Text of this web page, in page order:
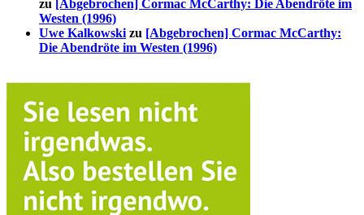
zu [Abgebrochen] Cormac McCarthy: Die Abendröte im
Westen (1996)
Uwe Kalkowski zu [Abgebrochen] Cormac McCarthy:
Die Abendröte im Westen (1996)